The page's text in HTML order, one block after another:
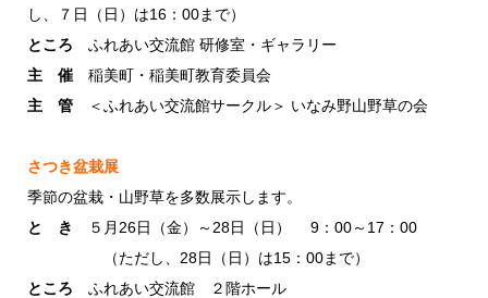
し、７日（日）は16：00まで）
ところ ふれあい交流館 研修室・ギャラリー
主 催 稲美町・稲美町教育委員会
主 管 ＜ふれあい交流館サークル＞ いなみ野山野草の会
さつき盆栽展
季節の盆栽・山野草を多数展示します。
と き
５月26日（金）～28日（日） 9：00～17：00
（ただし、28日（日）は15：00まで）
ところ ふれあい交流館 ２階ホール